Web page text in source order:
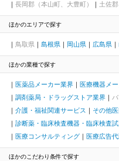
長岡郡（本山町、大豊町）
土佐
ほかのエリアで探す
鳥取県 島根県 岡山県 広島県
ほかの業種で探す
医薬品メーカー業界 医療機器メ
調剤薬局・ドラッグストア業界
介護・福祉関連サービス
その他
診断薬・臨床検査機器・臨床検査
医療コンサルティング
医療広告
ほかのこだわり条件で探す